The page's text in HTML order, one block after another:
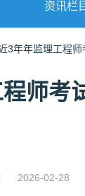
资讯栏
3年年监理工程师
师考
2026-02-28